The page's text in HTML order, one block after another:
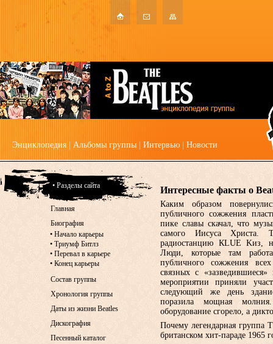
Энциклопедия Альбомы группы Интервью Новости
Интересные факты о
Каким образом
публичного сожжения
пике славы скачал, что
самого Иисуса Христа.
радиостанцию КLUE Kиз,
Люди, которые там
публичного сожжения
связных с
мероприятии приняли
следующий же день
поразила мощная
оборудование сгорело, а
Почему легендарная группа
британском хит-параде 1965
• Разделы сайта
Главная
Биография
• Начало карьеры
• Триумф Битлз
• Перевал в карьере
• Конец карьеры
Состав группы
Хронология группы
Даты из жизни Beatles
Дискография
Песенный каталог